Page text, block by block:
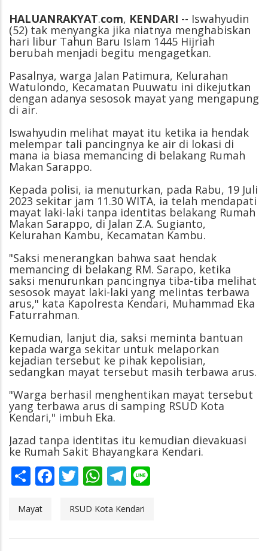
HALUANRAKYAT.com, KENDARI -- Iswahyudin
(52) tak menyangka jika niatnya menghabiskan
hari libur Tahun Baru Islam 1445 Hijriah
berubah menjadi begitu mengagetkan.
Pasalnya, warga Jalan Patimura, Kelurahan
Watulondo, Kecamatan Puuwatu ini dikejutkan
dengan adanya sesosok mayat yang mengapung
di air.
Iswahyudin melihat mayat itu ketika ia hendak
melempar tali pancingnya ke air di lokasi di
mana ia biasa memancing di belakang Rumah
Makan Sarappo.
Kepada polisi, ia menuturkan, pada Rabu, 19 Juli
2023 sekitar jam 11.30 WITA, ia telah mendapati
mayat laki-laki tanpa identitas belakang Rumah
Makan Sarappo, di Jalan Z.A. Sugianto,
Kelurahan Kambu, Kecamatan Kambu.
"Saksi menerangkan bahwa saat hendak
memancing di belakang RM. Sarapo, ketika
saksi menurunkan pancingnya tiba-tiba melihat
sesosok mayat laki-laki yang melintas terbawa
arus," kata Kapolresta Kendari, Muhammad Eka
Faturrahman.
Kemudian, lanjut dia, saksi meminta bantuan
kepada warga sekitar untuk melaporkan
kejadian tersebut ke pihak kepolisian,
sedangkan mayat tersebut masih terbawa arus.
"Warga berhasil menghentikan mayat tersebut
yang terbawa arus di samping RSUD Kota
Kendari," imbuh Eka.
Jazad tanpa identitas itu kemudian dievakuasi
ke Rumah Sakit Bhayangkara Kendari.
ShareFacebook
Twitter
WhatsApp
Telegram
Mayat RSUD Kota Kendari